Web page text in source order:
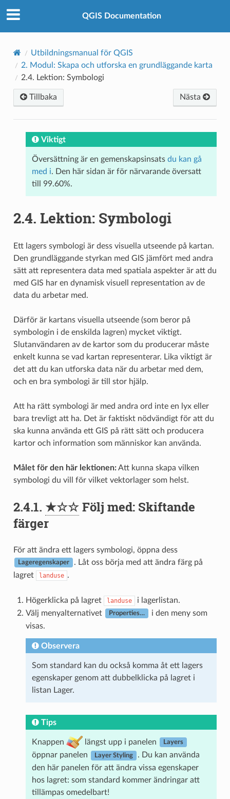
QGIS Documentation
Utbildningsmanual för QGIS
2. Modul: Skapa och utforska en grundläggande karta
2.4. Lektion: Symbologi
Tillbaka Nästa
Viktigt
Översättning är en gemenskapsinsats du kan gå
med i. Den här sidan är för närvarande översatt
till 99.60%.
2.4. Lektion: Symbologi
Ett lagers symbologi är dess visuella utseende på kartan.
Den grundläggande styrkan med GIS jämfört med andra
sätt att representera data med spatiala aspekter är att du
med GIS har en dynamisk visuell representation av de
data du arbetar med.
Därför är kartans visuella utseende (som beror på
symbologin i de enskilda lagren) mycket viktigt.
Slutanvändaren av de kartor som du producerar måste
enkelt kunna se vad kartan representerar. Lika viktigt är
det att du kan utforska data när du arbetar med dem,
och en bra symbologi är till stor hjälp.
Att ha rätt symbologi är med andra ord inte en lyx eller
bara trevligt att ha. Det är faktiskt nödvändigt för att du
ska kunna använda ett GIS på rätt sätt och producera
kartor och information som människor kan använda.
Målet för den här lektionen:Att kunna skapa vilken
symbologi du vill för vilket vektorlager som helst.
2.4.1. ★☆☆Följ med: Skiftande
färger
För att ändra ett lagers symbologi, öppna dess
Lageregenskaper
. Låt oss börja med att ändra färg på
lagret
landuse .
Högerklicka på lagret landuse
i lagerlistan.
Välj menyalternativet
Properties…
i den meny som
visas.
Observera
Som standard kan du också komma åt ett lagers
egenskaper genom att dubbelklicka på lagret i
listan Lager.
Tips
Knappen längst upp i panelen Layers
öppnar panelen Layer Styling
. Du kan använda
den här panelen för att ändra vissa egenskaper
hos lagret: som standard kommer ändringar att
tillämpas omedelbart!